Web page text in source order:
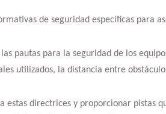
de seguridad específicas para
pautas para la seguridad de los
utilizados, la distancia entre
estas directrices y proporcionar pistas